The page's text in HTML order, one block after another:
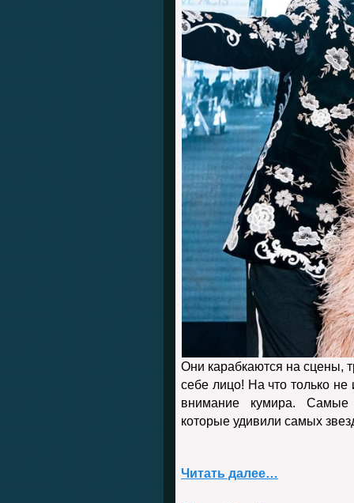
Они карабкаются на сцены,
себе лицо! На что только не
внимание кумира. Самые
которые удивили самых
Читать далее…